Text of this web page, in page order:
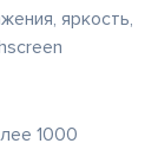
яркость,
1000